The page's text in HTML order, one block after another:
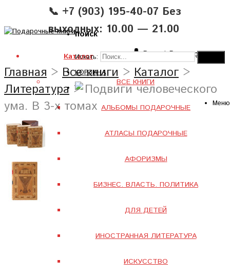
📞 +7 (903) 195-40-07 Без
выходных: 10.00 — 21.00
Вход|Регистрация
Каталог
ВСЕ КНИГИ
АЛЬБОМЫ ПОДАРОЧНЫЕ
АТЛАСЫ ПОДАРОЧНЫЕ
АФОРИЗМЫ
БИЗНЕС. ВЛАСТЬ. ПОЛИТИКА
ДЛЯ ДЕТЕЙ
ИНОСТРАННАЯ ЛИТЕРАТУРА
ИСКУССТВО
поиск
Искать:
КОРЗИНА
Меню
Главная > Все книги > Каталог >
Литература > Подвиги человеческого
ума. В 3-х томах